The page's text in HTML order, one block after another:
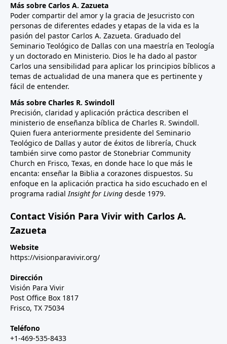
Más sobre Carlos A. Zazueta
Poder compartir del amor y la gracia de Jesucristo con
personas de diferentes edades y etapas de la vida es la
pasión del pastor Carlos A. Zazueta. Graduado del
Seminario Teológico de Dallas con una maestría en Teología
y un doctorado en Ministerio. Dios le ha dado al pastor
Carlos una sensibilidad para aplicar los principios bíblicos a
temas de actualidad de una manera que es pertinente y
fácil de entender.
Más sobre Charles R. Swindoll
Precisión, claridad y aplicación práctica describen el
ministerio de enseñanza bíblica de Charles R. Swindoll.
Quien fuera anteriormente presidente del Seminario
Teológico de Dallas y autor de éxitos de librería, Chuck
también sirve como pastor de Stonebriar Community
Church en Frisco, Texas, en donde hace lo que más le
encanta: enseñar la Biblia a corazones dispuestos. Su
enfoque en la aplicación practica ha sido escuchado en el
programa radialInsight for Living desde 1979.
Contact Visión Para Vivir with Carlos A.
Zazueta
Website
https://visionparavivir.org/
Dirección
Visión Para Vivir
Post Office Box 1817
Frisco, TX 75034
Teléfono
+1-469-535-8433